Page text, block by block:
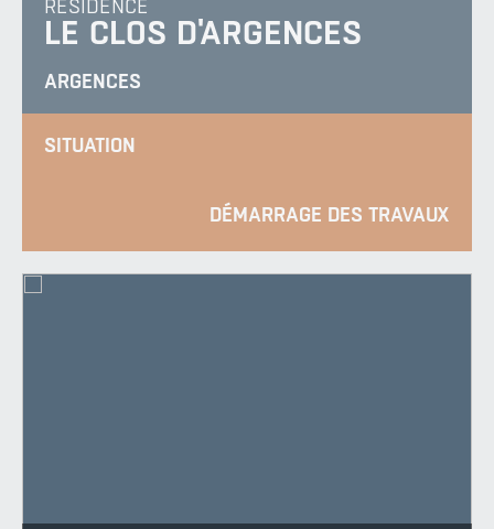
RESIDENCE
LE CLOS D'ARGENCES
ARGENCES
SITUATION
DÉMARRAGE DES TRAVAUX